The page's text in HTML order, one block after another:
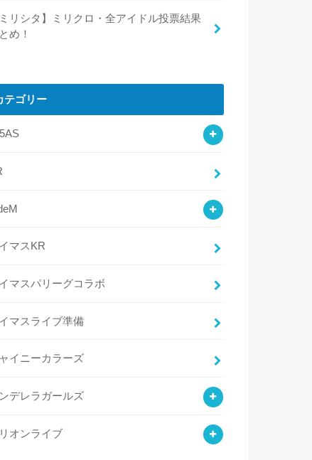
ミリシタ】ミリクロ・全アイドル投票結果
め！
テゴリー
マスKR
マスパリーグコラボ
マスライブ準備
イニーカラーズ
デレラガールズ
オンライブ